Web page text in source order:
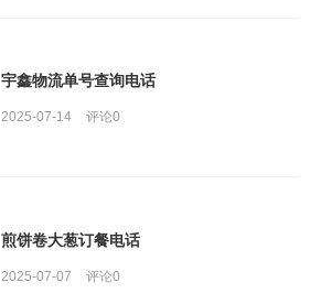
宇鑫物流单号查询电话
2025-07-14 评论0
煎饼卷大葱订餐电话
2025-07-07 评论0